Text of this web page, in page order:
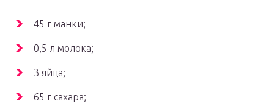
45 г манки;
0,5 л молока;
3 яйца;
65 г сахара;